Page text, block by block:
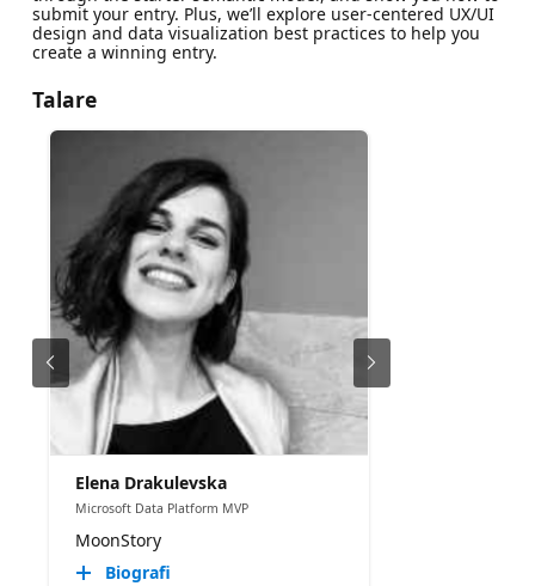
submit your entry. Plus, we’ll explore user-centered UX/UI
design and data visualization best practices to help you
create a winning entry.
Talare
Elena Drakulevska
Microsoft Data Platform MVP
MoonStory
Biografi